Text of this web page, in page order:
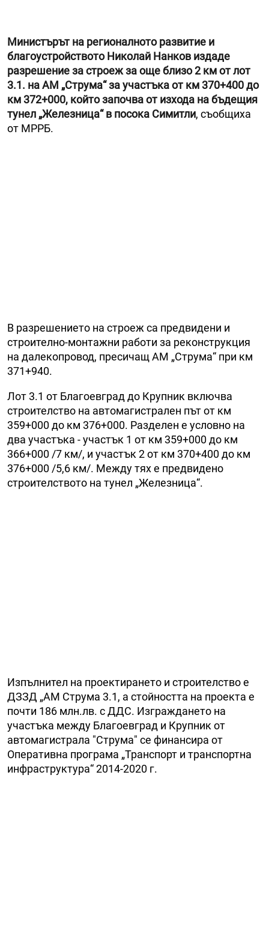
Министърът на регионалното развитие и
благоустройството Николай Нанков издаде
разрешение за строеж за още близо 2 км от лот
3.1. на АМ „Струма“ за участъка от км 370+400 до
км 372+000, който започва от изхода на бъдещия
тунел „Железница“ в посока Симитли, съобщиха
от МРРБ.
В разрешението на строеж са предвидени и
строително-монтажни работи за реконструкция
на далекопровод, пресичащ АМ „Струма“ при км
371+940.
Лот 3.1 от Благоевград до Крупник включва
строителство на автомагистрален път от км
359+000 до км 376+000. Разделен е условно на
два участъка - участък 1 от км 359+000 до км
366+000 /7 км/, и участък 2 от км 370+400 до км
376+000 /5,6 км/. Между тях е предвидено
строителството на тунел „Железница“.
Изпълнител на проектирането и строителство е
ДЗЗД „АМ Струма 3.1, а стойността на проекта е
почти 186 млн.лв. с ДДС. Изграждането на
участъка между Благоевград и Крупник от
автомагистрала "Струма" се финансира от
Оперативна програма „Транспорт и транспортна
инфраструктура“ 2014-2020 г.